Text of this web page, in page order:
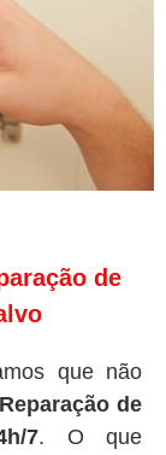
de
que não
Reparação de
7. O que